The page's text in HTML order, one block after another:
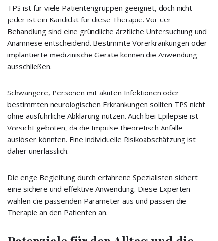
TPS ist für viele Patientengruppen geeignet, doch nicht
jeder ist ein Kandidat für diese Therapie. Vor der
Behandlung sind eine gründliche ärztliche Untersuchung und
Anamnese entscheidend. Bestimmte Vorerkrankungen oder
implantierte medizinische Geräte können die Anwendung
ausschließen.
Schwangere, Personen mit akuten Infektionen oder
bestimmten neurologischen Erkrankungen sollten TPS nicht
ohne ausführliche Abklärung nutzen. Auch bei Epilepsie ist
Vorsicht geboten, da die Impulse theoretisch Anfälle
auslösen könnten. Eine individuelle Risikoabschätzung ist
daher unerlässlich.
Die enge Begleitung durch erfahrene Spezialisten sichert
eine sichere und effektive Anwendung. Diese Experten
wählen die passenden Parameter aus und passen die
Therapie an den Patienten an.